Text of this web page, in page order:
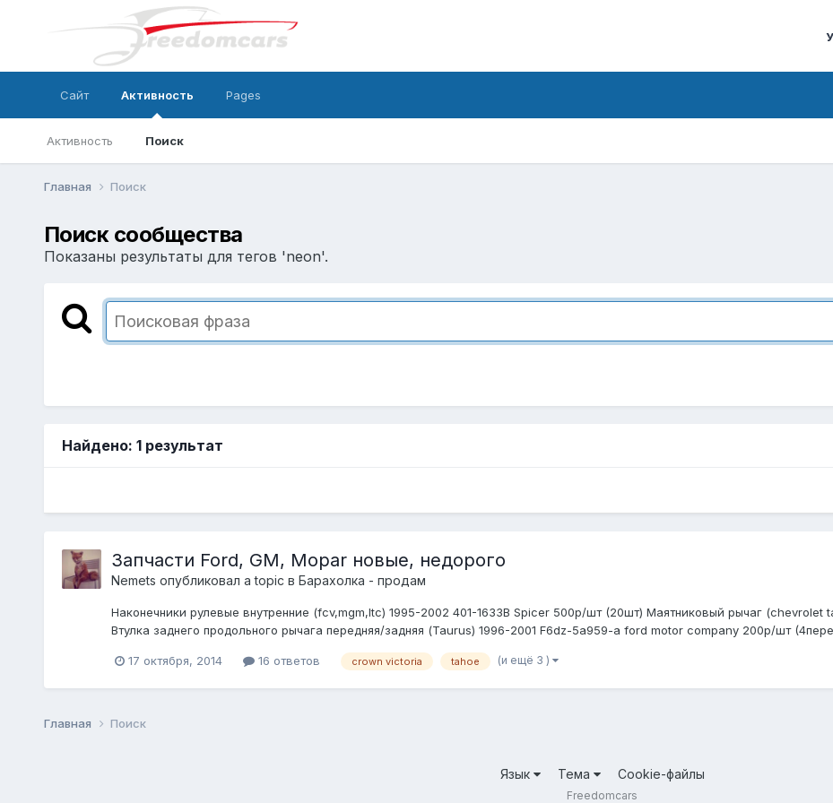
Сайт Активность
Активность Поиск
Pages
Главная Поиск
Поиск сообщества
Показаны результаты для тегов 'neon'.
Найдено: 1 результат
Запчасти Ford, GM, Mopar новые, недорого
Nemets опубликовал a topic в Барахолка - продам
Наконечники рулевые внутренние (fcv,mgm,ltc) 1995-2002 401-1633B Spicer 500р/шт (20шт) Маятниковый рычаг (chevrolet
Втулка заднего продольного рычага передняя/задняя (Taurus) 1996-2001 F6dz-5a959-a ford motor company 200р/шт
17 октября, 2014 16 ответов crown victoria tahoe (и ещё 3 )
Главная Поиск
Язык Тема Cookie-файлы
Freedomcars